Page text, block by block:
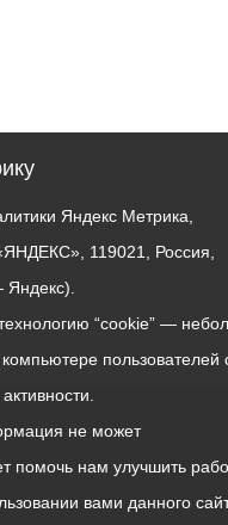
солдат
аппаратной
дизелист,
обменного
водитель,
начальник
Яндекс Метрика,
119021, Россия,
“cookie” —
пользователей
не может
помочь нам улучшить
вами данного